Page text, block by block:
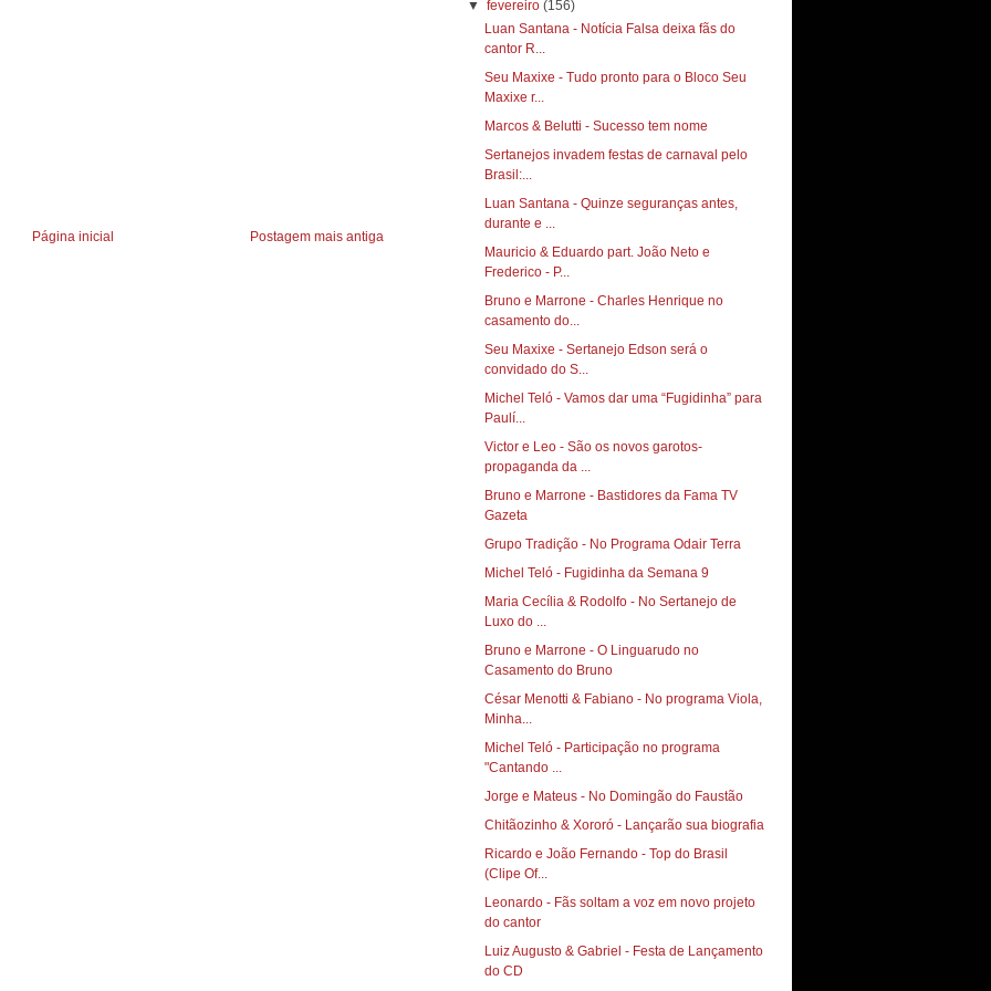
Postagem mais antiga
Página inicial
▼fevereiro(156)
Luan Santana - Notícia Falsa deixa fãs do
cantor R...
Seu Maxixe - Tudo pronto para o Bloco Seu
Maxixe r...
Marcos & Belutti - Sucesso tem nome
Sertanejos invadem festas de carnaval pelo
Brasil:...
Luan Santana - Quinze seguranças antes,
durante e ...
Mauricio & Eduardo part. João Neto e
Frederico - P...
Bruno e Marrone - Charles Henrique no
casamento do...
Seu Maxixe - Sertanejo Edson será o
convidado do S...
Michel Teló - Vamos dar uma “Fugidinha” para
Paulí...
Victor e Leo - São os novos garotos-
propaganda da ...
Bruno e Marrone - Bastidores da Fama TV
Gazeta
Grupo Tradição - No Programa Odair Terra
Michel Teló - Fugidinha da Semana 9
Maria Cecília & Rodolfo - No Sertanejo de
Luxo do ...
Bruno e Marrone - O Linguarudo no
Casamento do Bruno
César Menotti & Fabiano - No programa Viola,
Minha...
Michel Teló - Participação no programa
"Cantando ...
Jorge e Mateus - No Domingão do Faustão
Chitãozinho & Xororó - Lançarão sua biografia
Ricardo e João Fernando - Top do Brasil
(Clipe Of...
Leonardo - Fãs soltam a voz em novo projeto
do cantor
Luiz Augusto & Gabriel - Festa de Lançamento
do CD